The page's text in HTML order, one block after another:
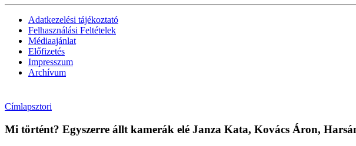
Adatkezelési tájékoztató
Felhasználási Feltételek
Médiaajánlat
Előfizetés
Impresszum
Archívum
Címlapsztori
Mi történt? Egyszerre állt kamerák elé Janza Kata, Kovács Áron,